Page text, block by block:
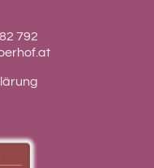
792